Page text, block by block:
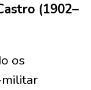
(1902–
os